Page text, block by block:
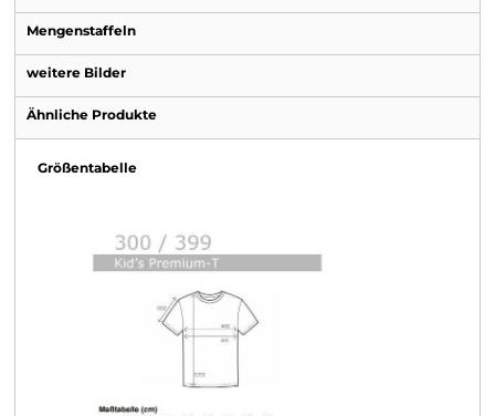
Mengenstaffeln
weitere Bilder
Ähnliche Produkte
Größentabelle